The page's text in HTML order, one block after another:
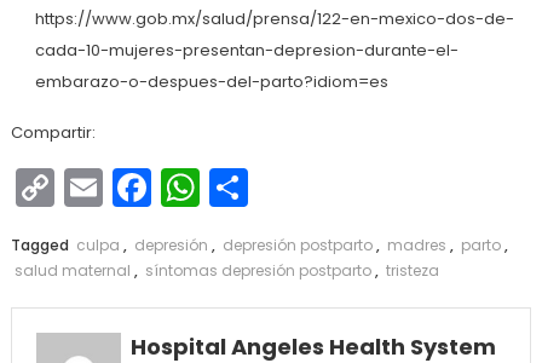
https://www.gob.mx/salud/prensa/122-en-mexico-dos-de-
cada-10-mujeres-presentan-depresion-durante-el-
embarazo-o-despues-del-parto?idiom=es
Compartir:
Copy
Link
EmailFacebook
WhatsApp
Compartir
Tagged culpa , depresión , depresión postparto, madres , parto,
salud maternal , síntomas depresión postparto, tristeza
Hospital Angeles Health System